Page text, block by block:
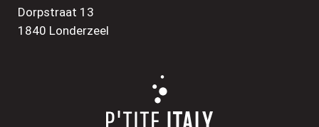
Dorpstraat 13
1840 Londerzeel